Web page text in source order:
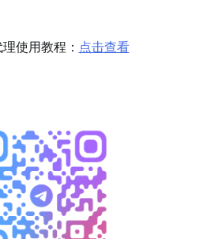
使用教程： 点击查看